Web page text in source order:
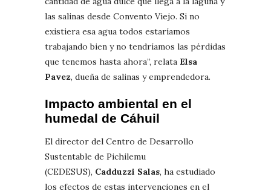
las salinas desde Convento Viejo. Si no
existiera esa agua todos estaríamos
trabajando bien y no tendríamos las pérdidas
que tenemos hasta ahora”, relata Elsa
Pavez, dueña de salinas y emprendedora.
Impacto ambiental en el
humedal de Cáhuil
El director del Centro de Desarrollo
Sustentable de Pichilemu
(CEDESUS), Cadduzzi Salas, ha estudiado
los efectos de estas intervenciones en el